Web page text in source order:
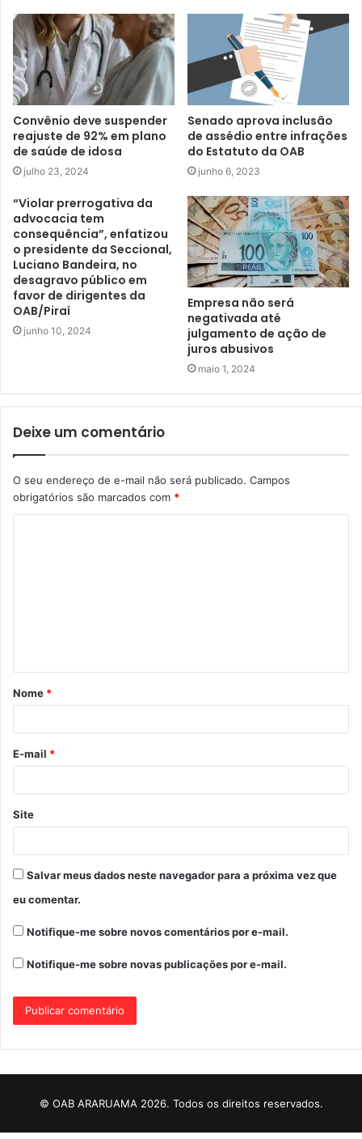
Convênio deve suspender
reajuste de 92% em plano
de saúde de idosa
julho 23, 2024
Senado aprova inclusão
de assédio entre infrações
do Estatuto da OAB
junho 6, 2023
“Violar prerrogativa da
advocacia tem
consequência”, enfatizou
o presidente da Seccional,
Luciano Bandeira, no
desagravo público em
favor de dirigentes da
OAB/Piraí
junho 10, 2024
Empresa não será
negativada até
julgamento de ação de
juros abusivos
maio 1, 2024
Deixe um comentário
O seu endereço de e-mail não será publicado. Campos
obrigatórios são marcados com *
á
r
*
Nome *
E-mail *
Site
Salvar meus dados neste navegador para a próxima vez que
eu comentar.
Notifique-me sobre novos comentários por e-mail.
Notifique-me sobre novas publicações por e-mail.
© OAB ARARUAMA 2026. Todos os direitos reservados.